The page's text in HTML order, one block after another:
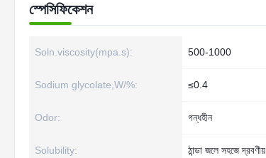
স্পেসিফিকেশন
Soln.viscosity(mpa.s): 500-1000
Sodium glycolate,W/%: ≤0.4
Odor: গন্ধহীন
Solubility: ঠান্ডা জলে সহজে দ্রবণীয়